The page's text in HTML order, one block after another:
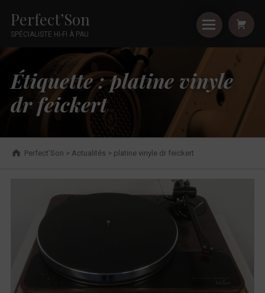
platine vinyle dr feickert - Perfect’Son
Perfect’Son
SPÉCIALISTE HI-FI À PAU
Introduction
Étiquette :platine vinyle
dr feickert
Breadcrumbs navigation
Perfect’Son > Actualités > platine vinyle dr feickert
u